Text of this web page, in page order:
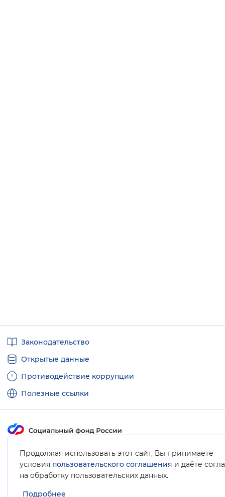
Продолжая использовать этот сайт, Вы принимаете
условия пользовательского соглашения и даёте
на обработку пользовательских данных.
Подробнее
ссылкиЗаконодательство
Открытые данные
Противодействие коррупции
Полезные ссылки
Карта сайта